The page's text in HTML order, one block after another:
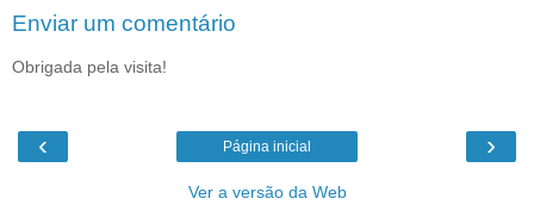
Enviar um comentário
Obrigada pela visita!
‹ ›
Página inicial
Ver a versão da Web